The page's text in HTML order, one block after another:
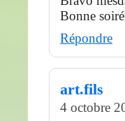
Bonne
Répondre
art.fils
4 octobre